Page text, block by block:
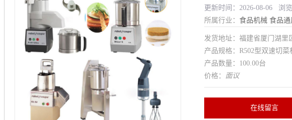
更新时间：2026-08-06 浏
所属行业： 食品机械 食品
发货地址：福建省厦门湖
产品规格：R502型双速切菜
产品数量：100.00台
价格： 面议
在线留言